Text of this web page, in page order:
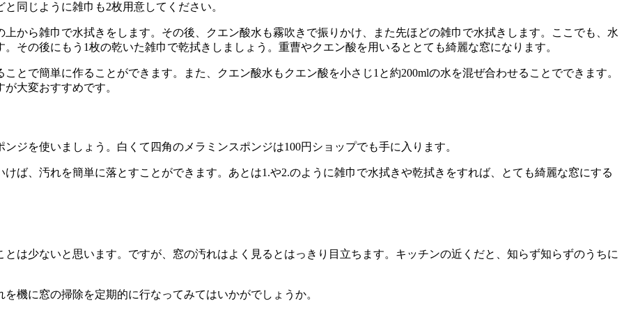
同じように雑巾も2枚用意してください。
から雑巾で水拭きをします。その後、クエン酸水も霧吹きで振りかけ、また先ほどの雑巾で水拭きします。ここでも、水
その後にもう1枚の乾いた雑巾で乾拭きしましょう。重曹やクエン酸を用いるととても綺麗な窓になります。
とで簡単に作ることができます。また、クエン酸水もクエン酸を小さじ1と約200mlの水を混ぜ合わせることでできます。
大変おすすめです。
ジを使いましょう。白くて四角のメラミンスポンジは100円ショップでも手に入ります。
ば、汚れを簡単に落とすことができます。あとは1.や2.のように雑巾で水拭きや乾拭きをすれば、とても綺麗な窓にする
は少ないと思います。ですが、窓の汚れはよく見るとはっきり目立ちます。キッチンの近くだと、知らず知らずのうちに
機に窓の掃除を定期的に行なってみてはいかがでしょうか。